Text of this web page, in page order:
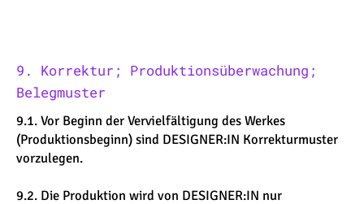
9. Korrektur; Produktionsüberwachung;
Belegmuster
9.1. Vor Beginn der Vervielfältigung des Werkes
(Produktionsbeginn) sind DESIGNER:IN Korrekturmuster
vorzulegen.
9.2. Die Produktion wird von DESIGNER:IN nur